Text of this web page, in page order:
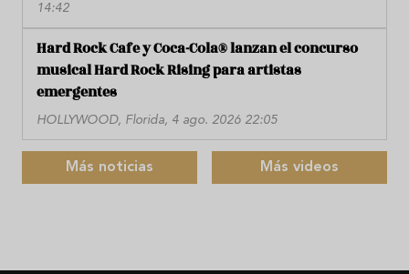
14:42
Hard Rock Cafe y Coca-Cola® lanzan el concurso
musical Hard Rock Rising para artistas
emergentes
HOLLYWOOD, Florida, 4 ago. 2026 22:05
Más noticias Más videos